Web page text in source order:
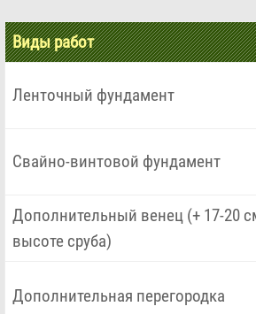
Виды работ
Ленточный фундамент
Свайно-винтовой фундамент
Дополнительный венец (+ 17-20
высоте сруба)
Дополнительная перегородка